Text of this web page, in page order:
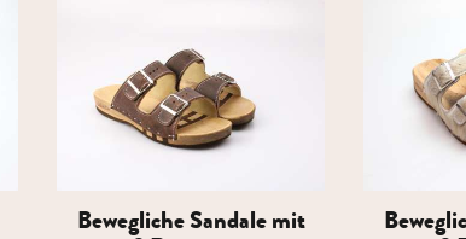
Bewegliche Sandale mit